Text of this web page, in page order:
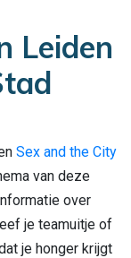
Leiden
Sex and the City
van deze
over
je teamuitje of
je honger krijgt